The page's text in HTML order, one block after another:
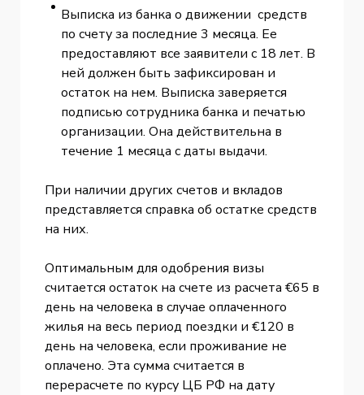
Выписка из банка о движении средств
по счету за последние 3 месяца. Ее
предоставляют все заявители с 18 лет. В
ней должен быть зафиксирован и
остаток на нем. Выписка заверяется
подписью сотрудника банка и печатью
организации. Она действительна в
течение 1 месяца с даты выдачи.
При наличии других счетов и вкладов
представляется справка об остатке средств
на них.
Оптимальным для одобрения визы
считается остаток на счете из расчета €65 в
день на человека в случае оплаченного
жилья на весь период поездки и €120 в
день на человека, если проживание не
оплачено. Эта сумма считается в
перерасчете по курсу ЦБ РФ на дату